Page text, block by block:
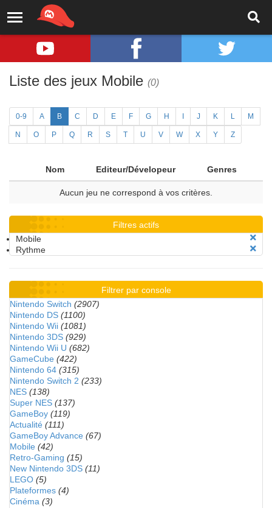
Liste des jeux Mobile (0)
0-9 A B C D E F G H J K L M
N O P Q R S T U V W X Y Z
Nom Editeur/Dévelopeur Genres
Aucun jeu ne correspond à vos critères.
Filtres actifs
Mobile
Rythme
Filtrer par console
Nintendo Switch (2907)
Nintendo DS (1100)
Nintendo Wii (1081)
Nintendo 3DS (929)
Nintendo Wii U (682)
GameCube (422)
Nintendo 64 (315)
Nintendo Switch 2 (233)
NES (138)
Super NES (137)
GameBoy (119)
Actualité (111)
GameBoy Advance (67)
Mobile (42)
Retro-Gaming (15)
New Nintendo 3DS (11)
LEGO (5)
Plateformes (4)
Cinéma (3)